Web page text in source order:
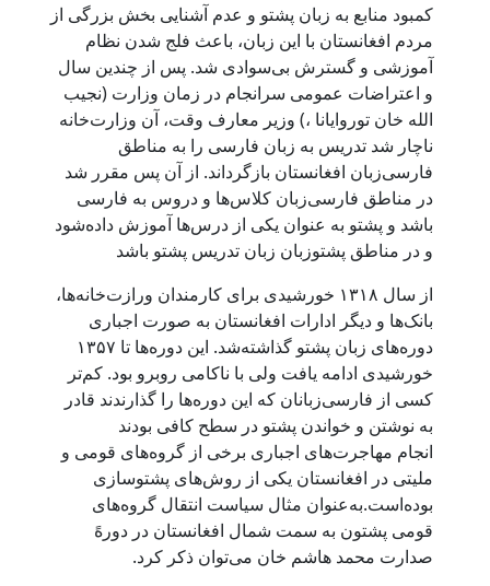
کمبود منابع به زبان پشتو و عدم آشنایی بخش بزرگی از
مردم افغانستان با این زبان، باعث فلج شدن نظام
آموزشی و گسترش بی‌سوادی شد. پس از چندین سال
و اعتراضات عمومی سرانجام در زمان وزارت (نجیب
الله خان توروایانا ،) وزیر معارف وقت، آن وزارت‌خانه
ناچار شد تدریس به زبان فارسی را به مناطق
فارسی‌زبان افغانستان بازگرداند. از آن پس مقرر شد
در مناطق فارسی‌زبان کلاس‌ها و دروس به فارسی
باشد و پشتو به عنوان یکی از درس‌ها آموزش داده‌شود
و در مناطق پشتوزبان زبان تدریس پشتو باشد
از سال ۱۳۱۸ خورشیدی برای کارمندان ورازت‌خانه‌ها،
بانک‌ها و دیگر ادارات افغانستان به صورت اجباری
دوره‌های زبان پشتو گذاشته‌شد. این دوره‌ها تا ۱۳۵۷
خورشیدی ادامه یافت ولی با ناکامی روبرو بود. کم‌تر
کسی از فارسی‌زبانان که این دوره‌ها را گذارندند قادر
به نوشتن و خواندن پشتو در سطح کافی بودند
انجام مهاجرت‌های اجباری برخی از گروه‌های قومی و
ملیتی در افغانستان یکی از روش‌های پشتوسازی
بوده‌است.به‌عنوان مثال سیاست انتقال گروه‌های
قومی پشتون به سمت شمال افغانستان در دورهً
صدارت محمد هاشم خان می‌توان ذکر کرد.